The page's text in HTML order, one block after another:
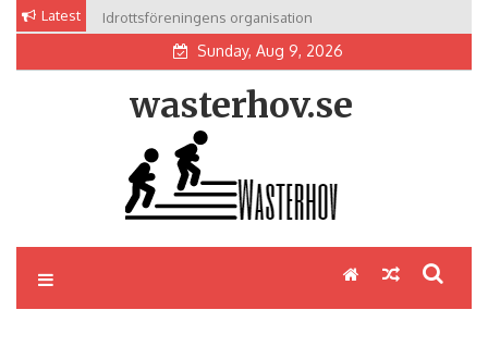
Skip
Latest Idrottsföreningens organisation
Sunday, Aug 9, 2026
wasterhov.se